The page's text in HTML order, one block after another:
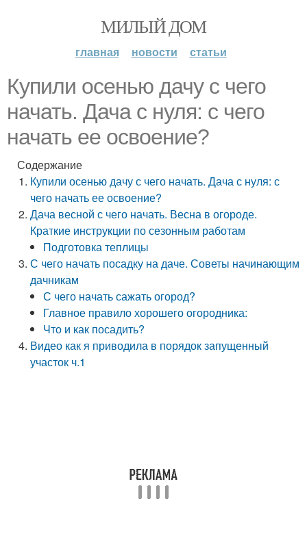
МИЛЫЙ ДОМ
главная новости статьи
Купили осенью дачу с чего
начать. Дача с нуля: с чего
начать ее освоение?
Содержание
Купили осенью дачу с чего начать. Дача с нуля: с
чего начать ее освоение?
Дача весной с чего начать. Весна в огороде.
Краткие инструкции по сезонным работам
Подготовка теплицы
С чего начать посадку на даче. Советы начинающим
дачникам
С чего начать сажать огород?
Главное правило хорошего огородника:
Что и как посадить?
Видео как я приводила в порядок запущенный
участок ч.1